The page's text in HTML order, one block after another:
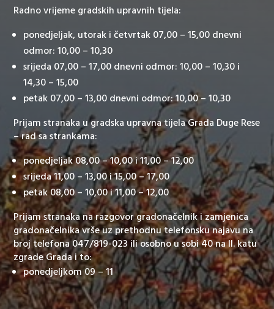
Radno vrijeme gradskih upravnih tijela:
ponedjeljak, utorak i četvrtak 07,00 – 15,00 dnevni
odmor: 10,00 – 10,30
srijeda 07,00 – 17,00 dnevni odmor: 10,00 – 10,30 i
14,30 – 15,00
petak 07,00 – 13,00 dnevni odmor: 10,00 – 10,30
Prijam stranaka u gradska upravna tijela Grada Duge Rese
– rad sa strankama:
ponedjeljak 08,00 – 10,00 i 11,00 – 12,00
srijeda 11,00 – 13,00 i 15,00 – 17,00
petak 08,00 – 10,00 i 11,00 – 12,00
Prijam stranaka na razgovor gradonačelnik i zamjenica
gradonačelnika vrše uz prethodnu telefonsku najavu na
broj telefona 047/819-023 ili osobno u sobi 40 na II. katu
zgrade Grada i to:
ponedjeljkom 09 – 11